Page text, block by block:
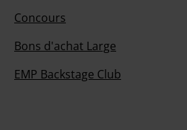
Concours
Bons d'achat Large
EMP Backstage Club